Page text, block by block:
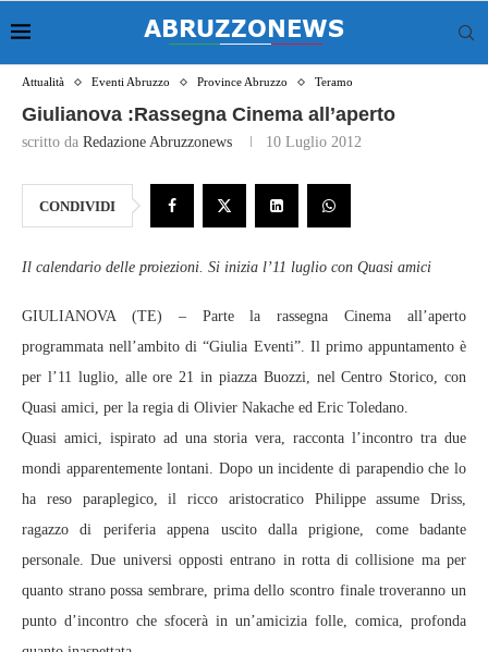
Attualità Eventi Abruzzo Province Abruzzo Teramo
Giulianova :Rassegna Cinema all’aperto
scritto da Redazione Abruzzonews 10 Luglio 2012
CONDIVIDI
Il calendario delle proiezioni. Si inizia l’11 luglio con Quasi amici
GIULIANOVA (TE) – Parte la rassegna Cinema all’aperto
programmata nell’ambito di “Giulia Eventi”. Il primo appuntamento è
per l’11 luglio, alle ore 21 in piazza Buozzi, nel Centro Storico, con
Quasi amici, per la regia di Olivier Nakache ed Eric Toledano.
Quasi amici, ispirato ad una storia vera, racconta l’incontro tra due
mondi apparentemente lontani. Dopo un incidente di parapendio che lo
ha reso paraplegico, il ricco aristocratico Philippe assume Driss,
ragazzo di periferia appena uscito dalla prigione, come badante
personale. Due universi opposti entrano in rotta di collisione ma per
quanto strano possa sembrare, prima dello scontro finale troveranno un
punto d’incontro che sfocerà in un’amicizia folle, comica, profonda